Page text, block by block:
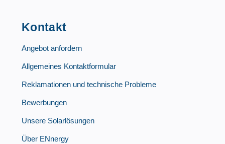
Kontakt
Angebot anfordern
Allgemeines Kontaktformular
Reklamationen und technische Probleme
Bewerbungen
Unsere Solarlösungen
Über ENnergy